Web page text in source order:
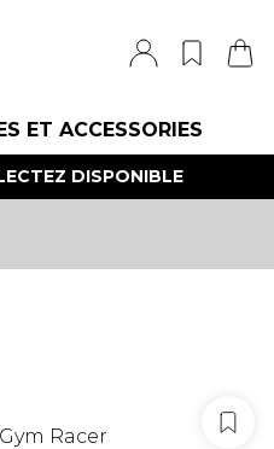
ET ACCESSORIES
DISPONIBLE
Racer